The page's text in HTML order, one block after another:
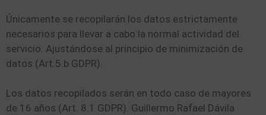
Únicamente se recopilarán los datos estrictamente
necesarios para llevar a cabo la normal actividad del
servicio. Ajustándose al principio de minimización de
datos (Art.5.b GDPR).
Los datos recopilados serán en todo caso de mayores
de 16 años (Art. 8.1 GDPR). Guillermo Rafael Dávila